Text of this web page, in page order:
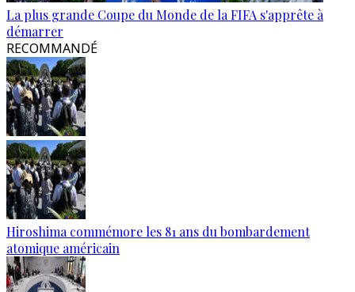
La plus grande Coupe du Monde de la FIFA s'apprête à
démarrer
RECOMMANDÉ
Hiroshima commémore les 81 ans du bombardement
atomique américain